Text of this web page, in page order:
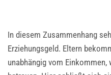
In diesem Zusammenhang
Erziehungsgeld. Eltern
unabhängig vom